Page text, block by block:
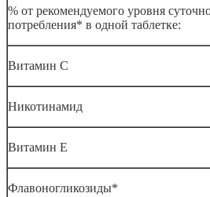
% от рекомендуемого уровня
потребления* в одной таблетке:
Витамин С
Никотинамид
Витамин Е
Флавоногликозиды*